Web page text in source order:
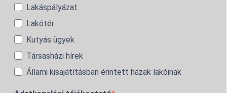
Lakáspályázat
Lakótér
Kutyás ügyek
Társasházi hírek
Állami kisajátításban érintett házak lakóinak